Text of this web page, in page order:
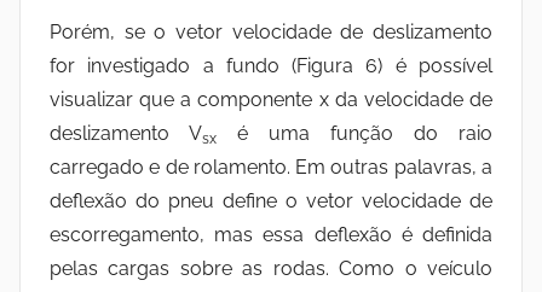
Porém, se o vetor velocidade de deslizamento
for investigado a fundo (Figura 6) é possível
visualizar que a componente x da velocidade de
deslizamento Vsx
é uma função do raio
carregado e de rolamento. Em outras palavras, a
deflexão do pneu define o vetor velocidade de
escorregamento, mas essa deflexão é definida
pelas cargas sobre as rodas. Como o veículo